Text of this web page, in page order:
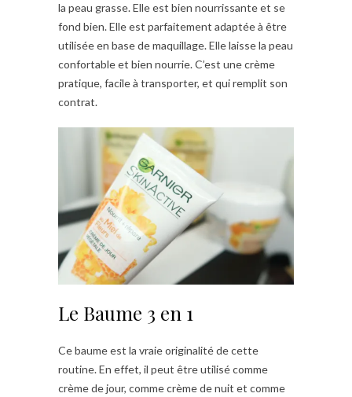
la peau grasse. Elle est bien nourrissante et se
fond bien. Elle est parfaitement adaptée à être
utilisée en base de maquillage. Elle laisse la peau
confortable et bien nourrie. C’est une crème
pratique, facile à transporter, et qui remplit son
contrat.
Le Baume 3 en 1
Ce baume est la vraie originalité de cette
routine. En effet, il peut être utilisé comme
crème de jour, comme crème de nuit et comme